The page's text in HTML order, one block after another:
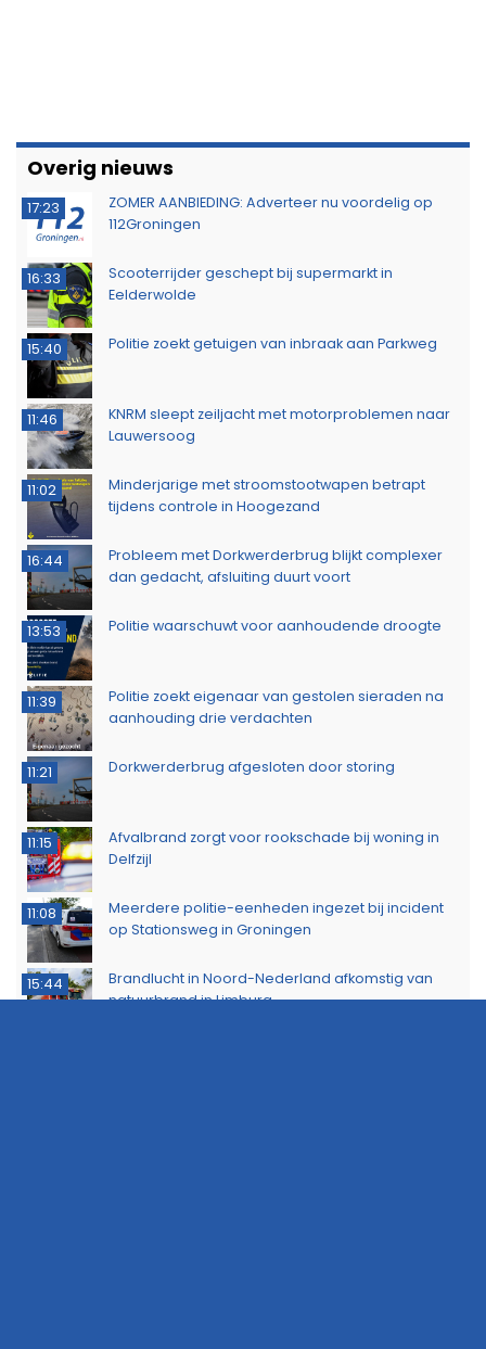
Overig nieuws
17:23
ZOMER AANBIEDING: Adverteer nu voordelig op
112Groningen
16:33
Scooterrijder geschept bij supermarkt in
Eelderwolde
15:40 Politie zoekt getuigen van inbraak aan Parkweg
11:46
KNRM sleept zeiljacht met motorproblemen naar
Lauwersoog
11:02
Minderjarige met stroomstootwapen betrapt
tijdens controle in Hoogezand
16:44
Probleem met Dorkwerderbrug blijkt complexer
dan gedacht, afsluiting duurt voort
13:53 Politie waarschuwt voor aanhoudende droogte
11:39
Politie zoekt eigenaar van gestolen sieraden na
aanhouding drie verdachten
11:21 Dorkwerderbrug afgesloten door storing
11:15
Afvalbrand zorgt voor rookschade bij woning in
Delfzijl
11:08
Meerdere politie-eenheden ingezet bij incident
op Stationsweg in Groningen
15:44
Brandlucht in Noord-Nederland afkomstig van
natuurbrand in Limburg